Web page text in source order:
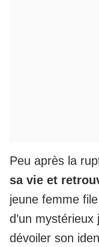
Peu après la
sa vie et
jeune femme
d’un
dévoiler son